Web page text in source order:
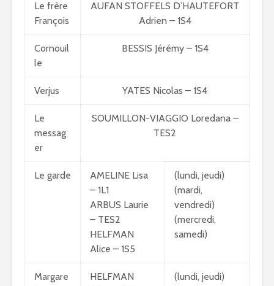
Le frère
François
AUFAN STOFFELS D’HAUTEFORT
Adrien – 1S4
Cornouil
le
BESSIS Jérémy – 1S4
Verjus YATES Nicolas – 1S4
Le
messag
er
SOUMILLON-VIAGGIO Loredana –
TES2
Le garde
AMELINE Lisa
– 1L1
ARBUS Laurie
– TES2
HELFMAN
Alice – 1S5
(lundi, jeudi)
(mardi,
vendredi)
(mercredi,
samedi)
Margare
HELFMAN
(lundi, jeudi)